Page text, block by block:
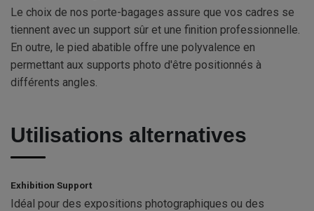
Le choix de nos porte-bagages assure que vos cadres se
tiennent avec un support sûr et une finition professionnelle.
En outre, le pied abatible offre une polyvalence en
permettant aux supports photo d'être positionnés à
différents angles.
Utilisations alternatives
Exhibition Support
Idéal pour des expositions photographiques ou des